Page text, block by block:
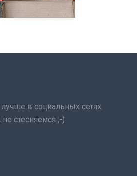
в социальных сетях.
стесняемся ;-)